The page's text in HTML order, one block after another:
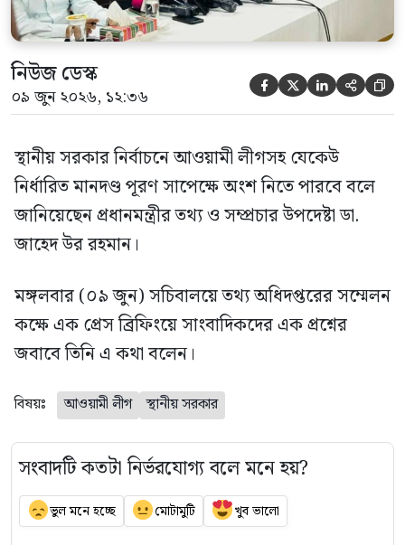
নিউজ ডেস্ক
০৯ জুন ২০২৬, ১২:৩৬     
স্থানীয় সরকার নির্বাচনে আওয়ামী লীগসহ যেকেউ
নির্ধারিত মানদণ্ড পূরণ সাপেক্ষে অংশ নিতে পারবে বলে
জানিয়েছেন প্রধানমন্ত্রীর তথ্য ও সম্প্রচার উপদেষ্টা ডা.
জাহেদ উর রহমান।
মঙ্গলবার (০৯ জুন) সচিবালয়ে তথ্য অধিদপ্তরের সম্মেলন
কক্ষে এক প্রেস ব্রিফিংয়ে সাংবাদিকদের এক প্রশ্নের
জবাবে তিনি এ কথা বলেন।
বিষয়ঃ আওয়ামী লীগ স্থানীয় সরকার
সংবাদটি কতটা নির্ভরযোগ্য বলে মনে হয়?
ভুল মনে হচ্ছে মোটামুটি খুব ভালো